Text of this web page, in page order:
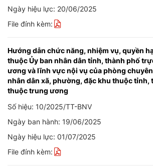
Ngày hiệu lực: 20/06/2025
File đính kèm:
Hướng dẫn chức năng, nhiệm vụ, quyền
thuộc Ủy ban nhân dân tỉnh, thành phố
ương và lĩnh vực nội vụ của phòng
nhân dân xã, phường, đặc khu thuộc tỉnh,
thuộc trung ương
Số hiệu: 10/2025/TT-BNV
Ngày ban hành: 19/06/2025
Ngày hiệu lực: 01/07/2025
File đính kèm: